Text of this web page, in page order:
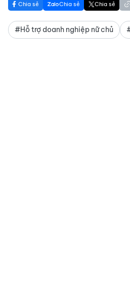
Chia sẻ Chia sẻ Chia sẻ
#Hỗ trợ doanh nghiệp nữ chủ